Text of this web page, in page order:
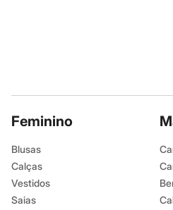
Marcas
Baby Club
Fifteen
Feminino
Blusas
Calças
Vestidos
Saias